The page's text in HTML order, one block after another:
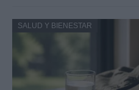
SALUD Y BIENESTAR